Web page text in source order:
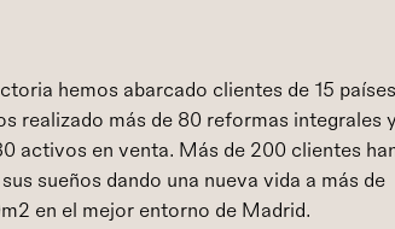
hemos abarcado clientes de 15 países
realizado más de 80 reformas integrales y
activos en venta. Más de 200 clientes
sueños dando una nueva vida a más de
en el mejor entorno de Madrid.